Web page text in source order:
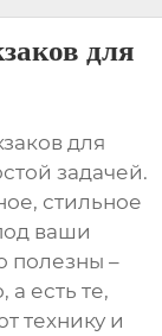
для
для
задачей.
стильное
ваши
полезны –
а есть те,
технику и